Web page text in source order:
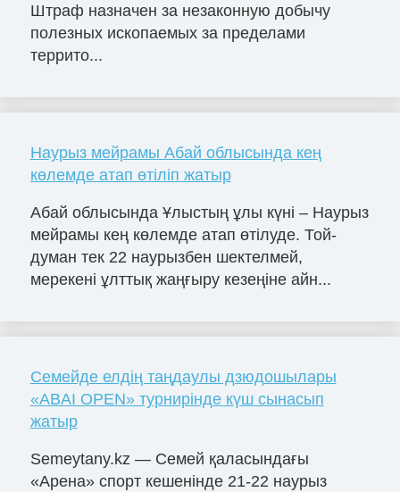
Штраф назначен за незаконную добычу
полезных ископаемых за пределами
террито...
Наурыз мейрамы Абай облысында кең
көлемде атап өтіліп жатыр
Абай облысында Ұлыстың ұлы күні – Наурыз
мейрамы кең көлемде атап өтілуде. Той-
думан тек 22 наурызбен шектелмей,
мерекені ұлттық жаңғыру кезеңіне айн...
Семейде елдің таңдаулы дзюдошылары
«ABAI OPEN» турнирінде күш сынасып
жатыр
Semeytany.kz — Семей қаласындағы
«Арена» спорт кешенінде 21-22 наурыз